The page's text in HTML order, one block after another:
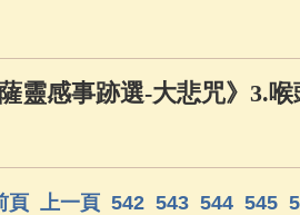
薩靈感事跡選-大悲咒》3.
頁 上一頁 542 543 544 545